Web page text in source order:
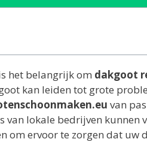
het belangrijk om dakgoot
kan leiden tot grote
van
van lokale bedrijven
om ervoor te zorgen dat